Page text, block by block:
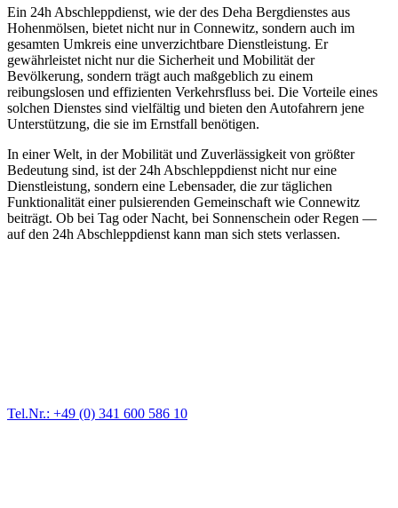
Ein 24h Abschleppdienst, wie der des Deha Bergdienstes aus
Hohenmölsen, bietet nicht nur in Connewitz, sondern auch im
gesamten Umkreis eine unverzichtbare Dienstleistung. Er
gewährleistet nicht nur die Sicherheit und Mobilität der
Bevölkerung, sondern trägt auch maßgeblich zu einem
reibungslosen und effizienten Verkehrsfluss bei. Die Vorteile eines
solchen Dienstes sind vielfältig und bieten den Autofahrern jene
Unterstützung, die sie im Ernstfall benötigen.
In einer Welt, in der Mobilität und Zuverlässigkeit von größter
Bedeutung sind, ist der 24h Abschleppdienst nicht nur eine
Dienstleistung, sondern eine Lebensader, die zur täglichen
Funktionalität einer pulsierenden Gemeinschaft wie Connewitz
beiträgt. Ob bei Tag oder Nacht, bei Sonnenschein oder Regen —
auf den 24h Abschleppdienst kann man sich stets verlassen.
Tel.Nr.: +49 (0) 341 600 586 10